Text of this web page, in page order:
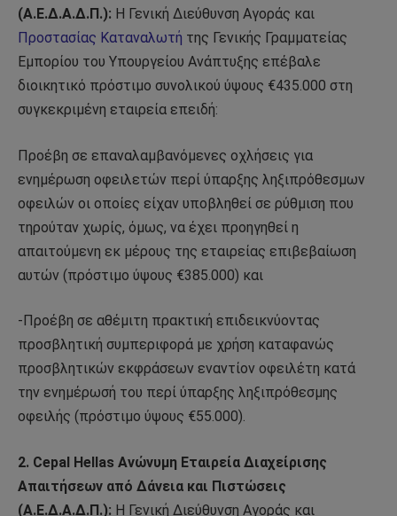
(A.E.Δ.Α.Δ.Π.): Η Γενική Διεύθυνση Αγοράς και
Προστασίας Καταναλωτή της Γενικής Γραμματείας
Εμπορίου του Υπουργείου Ανάπτυξης επέβαλε
διοικητικό πρόστιμο συνολικού ύψους €435.000 στη
συγκεκριμένη εταιρεία επειδή:
Προέβη σε επαναλαμβανόμενες οχλήσεις για
ενημέρωση οφειλετών περί ύπαρξης ληξιπρόθεσμων
οφειλών οι οποίες είχαν υποβληθεί σε ρύθμιση που
τηρούταν χωρίς, όμως, να έχει προηγηθεί η
απαιτούμενη εκ μέρους της εταιρείας επιβεβαίωση
αυτών (πρόστιμο ύψους €385.000) και
-Προέβη σε αθέμιτη πρακτική επιδεικνύοντας
προσβλητική συμπεριφορά με χρήση καταφανώς
προσβλητικών εκφράσεων εναντίον οφειλέτη κατά
την ενημέρωσή του περί ύπαρξης ληξιπρόθεσμης
οφειλής (πρόστιμο ύψους €55.000).
2. Cepal Hellas Ανώνυμη Εταιρεία Διαχείρισης
Απαιτήσεων από Δάνεια και Πιστώσεις
(A.E.Δ.Α.Δ.Π.): Η Γενική Διεύθυνση Αγοράς και